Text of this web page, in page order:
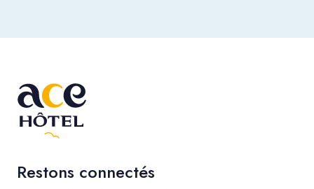
Restons connectés